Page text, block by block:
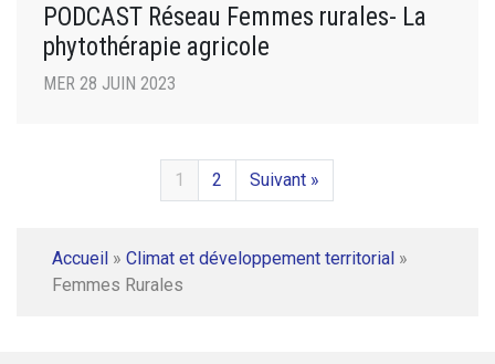
PODCAST Réseau Femmes rurales- La
phytothérapie agricole
MER 28 JUIN 2023
1 2 Suivant »
Accueil » Climat et développement territorial »
Femmes Rurales